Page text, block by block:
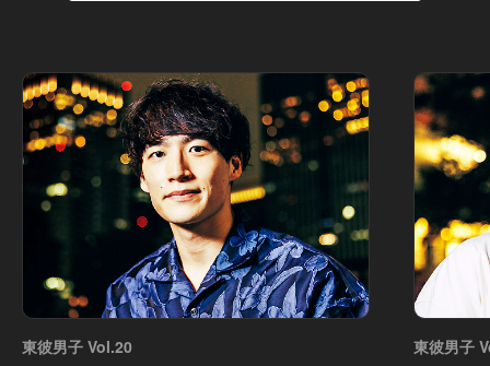
東彼男子 Vol.20 東彼男子